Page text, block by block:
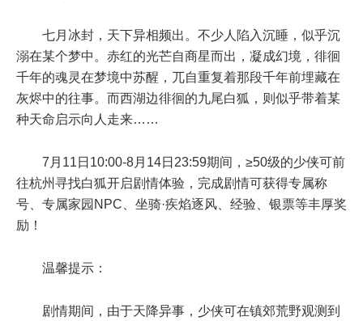
七月冰封，天下异相频出。不少人陷入沉睡，似乎沉
溺在某个梦中。赤红的光芒自商星而出，凝成幻境，徘徊
千年的魂灵在梦境中苏醒，兀自重复着那段千年前埋藏在
灰烬中的往事。而西湖边徘徊的九尾白狐，则似乎带着某
种天命启示向人走来……
7月11日10:00-8月14日23:59期间， ≥50级的少侠可前
往杭州寻找白狐开启剧情体验，完成剧情可获得专属称
号、专属家园NPC、坐骑·疾焰逐风、经验、银票等丰厚奖
励！
温馨提示：
剧情期间，由于天降异事，少侠可在镇郊荒野观测到